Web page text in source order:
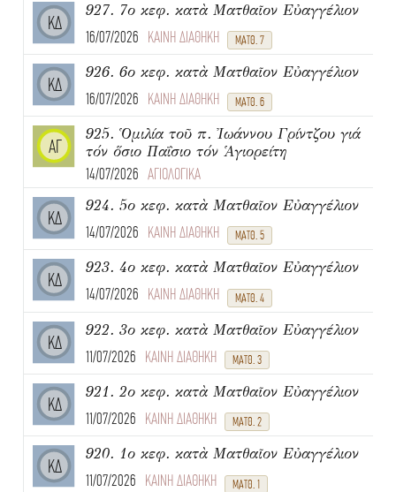
ΚΔ
927. 7ο κεφ. κατὰ Ματθαῖον Εὐαγγέλιον
16/07/2026 ΚΑΙΝΗ ΔΙΑΘΗΚΗ ΜΑΤΘ. 7
ΚΔ
926. 6ο κεφ. κατὰ Ματθαῖον Εὐαγγέλιον
16/07/2026 ΚΑΙΝΗ ΔΙΑΘΗΚΗ ΜΑΤΘ. 6
ΑΓ
925. Ὁμιλία τοῦ π. Ἰωάννου Γρίντζου γιά
τόν ὅσιο Παΐσιο τόν Ἁγιορείτη
14/07/2026 ΑΓΙΟΛΟΓΙΚΑ
ΚΔ
924. 5ο κεφ. κατὰ Ματθαῖον Εὐαγγέλιον
14/07/2026 ΚΑΙΝΗ ΔΙΑΘΗΚΗ ΜΑΤΘ. 5
ΚΔ
923. 4ο κεφ. κατὰ Ματθαῖον Εὐαγγέλιον
14/07/2026 ΚΑΙΝΗ ΔΙΑΘΗΚΗ ΜΑΤΘ. 4
ΚΔ
922. 3ο κεφ. κατὰ Ματθαῖον Εὐαγγέλιον
11/07/2026 ΚΑΙΝΗ ΔΙΑΘΗΚΗ ΜΑΤΘ. 3
ΚΔ
921. 2ο κεφ. κατὰ Ματθαῖον Εὐαγγέλιον
11/07/2026 ΚΑΙΝΗ ΔΙΑΘΗΚΗ ΜΑΤΘ. 2
ΚΔ
920. 1ο κεφ. κατὰ Ματθαῖον Εὐαγγέλιον
11/07/2026 ΚΑΙΝΗ ΔΙΑΘΗΚΗ ΜΑΤΘ. 1